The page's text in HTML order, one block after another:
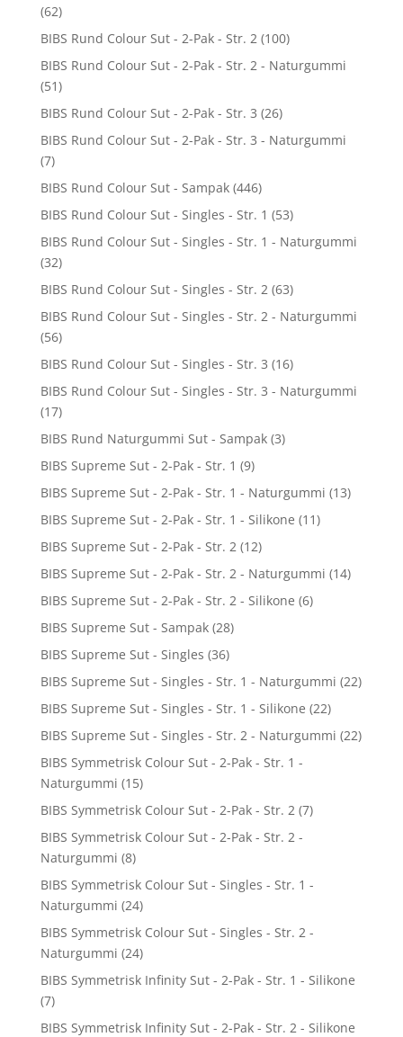
(62)
BIBS Rund Colour Sut - 2-Pak - Str. 2 (100)
BIBS Rund Colour Sut - 2-Pak - Str. 2 - Naturgummi
(51)
BIBS Rund Colour Sut - 2-Pak - Str. 3 (26)
BIBS Rund Colour Sut - 2-Pak - Str. 3 - Naturgummi
(7)
BIBS Rund Colour Sut - Sampak (446)
BIBS Rund Colour Sut - Singles - Str. 1 (53)
BIBS Rund Colour Sut - Singles - Str. 1 - Naturgummi
(32)
BIBS Rund Colour Sut - Singles - Str. 2 (63)
BIBS Rund Colour Sut - Singles - Str. 2 - Naturgummi
(56)
BIBS Rund Colour Sut - Singles - Str. 3 (16)
BIBS Rund Colour Sut - Singles - Str. 3 - Naturgummi
(17)
BIBS Rund Naturgummi Sut - Sampak (3)
BIBS Supreme Sut - 2-Pak - Str. 1 (9)
BIBS Supreme Sut - 2-Pak - Str. 1 - Naturgummi (13)
BIBS Supreme Sut - 2-Pak - Str. 1 - Silikone (11)
BIBS Supreme Sut - 2-Pak - Str. 2 (12)
BIBS Supreme Sut - 2-Pak - Str. 2 - Naturgummi (14)
BIBS Supreme Sut - 2-Pak - Str. 2 - Silikone (6)
BIBS Supreme Sut - Sampak (28)
BIBS Supreme Sut - Singles (36)
BIBS Supreme Sut - Singles - Str. 1 - Naturgummi (22)
BIBS Supreme Sut - Singles - Str. 1 - Silikone (22)
BIBS Supreme Sut - Singles - Str. 2 - Naturgummi (22)
BIBS Symmetrisk Colour Sut - 2-Pak - Str. 1 -
Naturgummi (15)
BIBS Symmetrisk Colour Sut - 2-Pak - Str. 2 (7)
BIBS Symmetrisk Colour Sut - 2-Pak - Str. 2 -
Naturgummi (8)
BIBS Symmetrisk Colour Sut - Singles - Str. 1 -
Naturgummi (24)
BIBS Symmetrisk Colour Sut - Singles - Str. 2 -
Naturgummi (24)
BIBS Symmetrisk Infinity Sut - 2-Pak - Str. 1 - Silikone
(7)
BIBS Symmetrisk Infinity Sut - 2-Pak - Str. 2 - Silikone